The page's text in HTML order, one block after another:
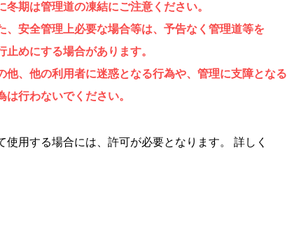
期は管理道の凍結にご注意ください。
安全管理上必要な場合等は、予告なく管理道等を
めにする場合があります。
他、他の利用者に迷惑となる行為や、管理に支障となる
行わないでください。
用する場合には、許可が必要となります。 詳しく